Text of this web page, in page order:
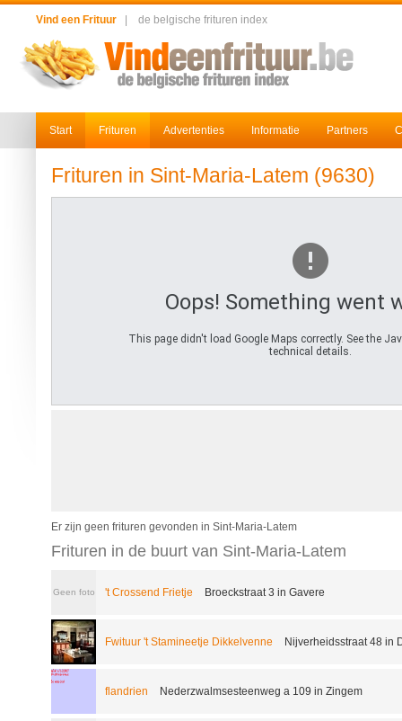
Vind een Frituur de belgische frituren index
Start Frituren Advertenties Informatie Partners
Frituren in Sint-Maria-Latem (9630)
Oops! Something went
This page didn't load Google Maps correctly. See the
technical details.
Er zijn geen frituren gevonden in Sint-Maria-Latem
Frituren in de buurt van Sint-Maria-Latem
Geen foto 't Crossend Frietje Broeckstraat 3 in Gavere
Fwituur 't Stamineetje Dikkelvenne Nijverheidsstraat 48 in
flandrien Nederzwalmsesteenweg a 109 in Zingem